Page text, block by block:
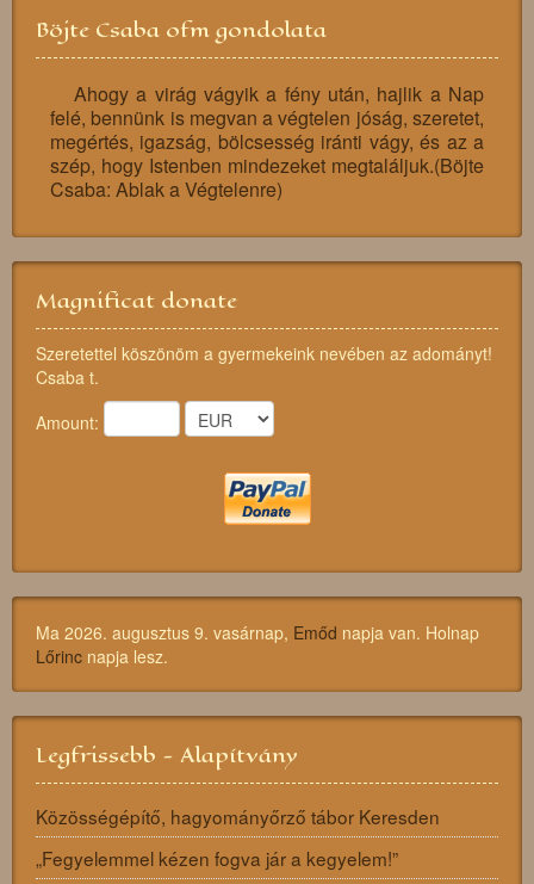
Böjte Csaba ofm gondolata
Ahogy a virág vágyik a fény után, hajlik a Nap
felé, bennünk is megvan a végtelen jóság, szeretet,
megértés, igazság, bölcsesség iránti vágy, és az a
szép, hogy Istenben mindezeket megtaláljuk.(Böjte
Csaba: Ablak a Végtelenre)
Magnificat donate
Szeretettel köszönöm a gyermekeink nevében az adományt!
Csaba t.
Amount:
Ma 2026. augusztus 9. vasárnap, Emőd napja van. Holnap
Lőrinc napja lesz.
Legfrissebb - Alapítvány
Közösségépítő, hagyományőrző tábor Keresden
„Fegyelemmel kézen fogva jár a kegyelem!”